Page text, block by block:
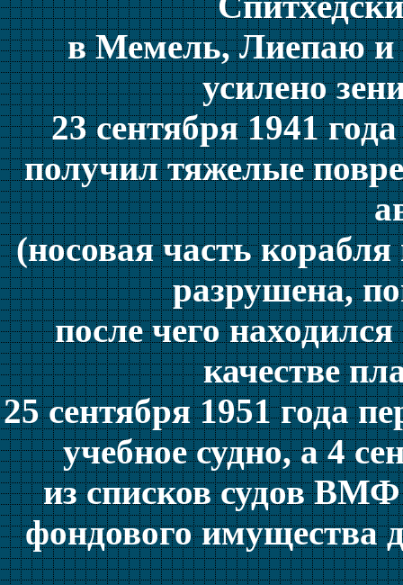
в Мемель, Лиепаю и
усилено
23 сентября 1941
получил тяжелые
(носовая часть
разрушена,
после чего
качестве
25 сентября 1951 года
учебное судно, а 4
из списков судов ВМФ
фондового имущества